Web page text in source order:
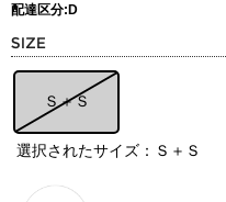
配達区分:D
Ｓ＋Ｓ
選択されたサイズ：Ｓ＋Ｓ